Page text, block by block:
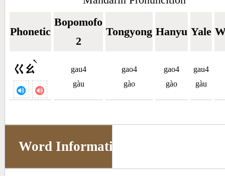
Phonetic
Bopomofo
2
Tongyong Hanyu Yale
ㄍㄠ
ˋ
gau4
gàu
gao4
gào
gao4
gào
gau4
gàu
Word Information